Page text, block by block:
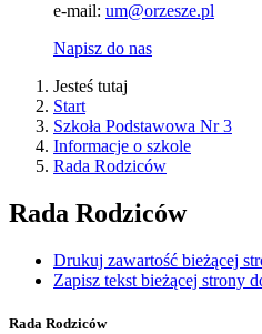
e-mail: um@orzesze.pl
Napisz do nas
Jesteś tutaj
Start
Szkoła Podstawowa Nr 3
Informacje o szkole
Rada Rodziców
Rada Rodziców
Drukuj zawartość bieżącej
Zapisz tekst bieżącej strony
Rada Rodziców